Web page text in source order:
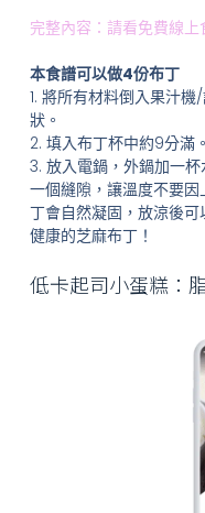
完整內容：請看免費線上
本食譜可以做4份布丁
1. 將所有材料倒入果汁
狀。
2. 填入布丁杯中約9分滿
3. 放入電鍋，外鍋加一
一個縫隙，讓溫度不要
丁會自然凝固，放涼後
健康的芝麻布丁！
低卡起司小蛋糕：